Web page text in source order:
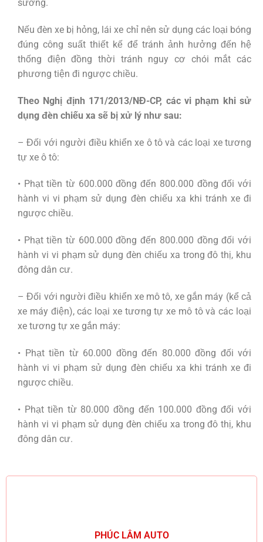
sương.
Nếu đèn xe bị hỏng, lái xe chỉ nên sử dụng các loại bóng
đúng công suất thiết kế để tránh ảnh hưởng đến hệ
thống điện đồng thời tránh nguy cơ chói mắt các
phương tiện đi ngược chiều.
Theo Nghị định 171/2013/NĐ-CP, các vi phạm khi sử
dụng đèn chiếu xa sẽ bị xử lý như sau:
– Đối với người điều khiển xe ô tô và các loại xe tương
tự xe ô tô:
• Phạt tiền từ 600.000 đồng đến 800.000 đồng đối với
hành vi vi phạm sử dụng đèn chiếu xa khi tránh xe đi
ngược chiều.
• Phạt tiền từ 600.000 đồng đến 800.000 đồng đối với
hành vi vi phạm sử dụng đèn chiếu xa trong đô thị, khu
đông dân cư.
– Đối với người điều khiển xe mô tô, xe gắn máy (kể cả
xe máy điện), các loại xe tương tự xe mô tô và các loại
xe tương tự xe gắn máy:
• Phạt tiền từ 60.000 đồng đến 80.000 đồng đối với
hành vi vi phạm sử dụng đèn chiếu xa khi tránh xe đi
ngược chiều.
• Phạt tiền từ 80.000 đồng đến 100.000 đồng đối với
hành vi vi phạm sử dụng đèn chiếu xa trong đô thị, khu
đông dân cư.
PHÚC LÂM AUTO